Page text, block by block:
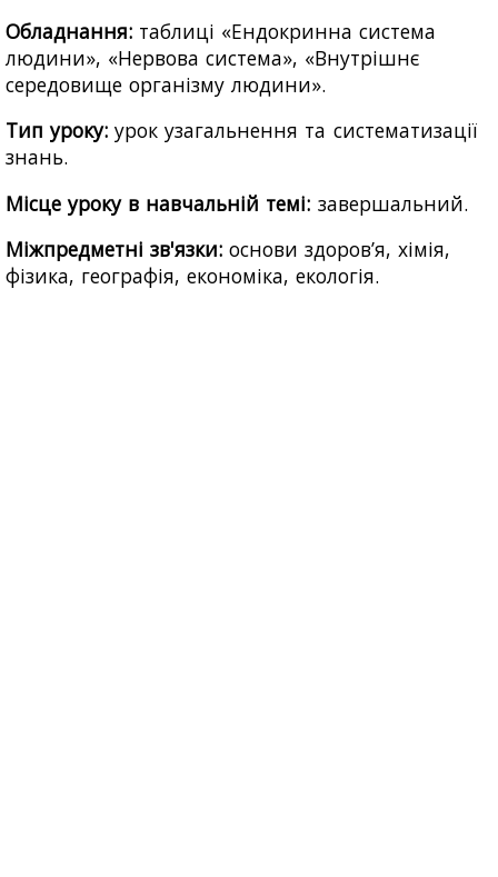
Обладнання: таблиці «Ендокринна система
людини», «Нервова система», «Внутрішнє
середовище організму людини».
Тип уроку: урок узагальнення та систематизації
знань.
Місце уроку в навчальній темі: завершальний.
Міжпредметні зв'язки: основи здоров’я, хімія,
фізика, географія, економіка, екологія.